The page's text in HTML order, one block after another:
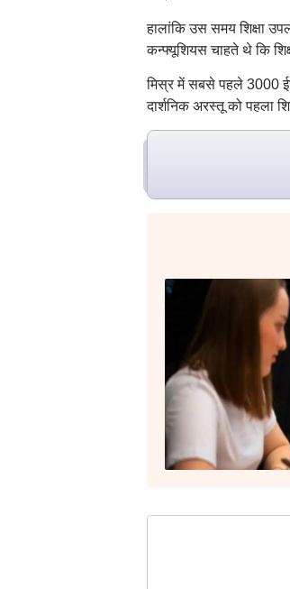
हालांकि उस समय शिक्षा
कन्फ्यूशियस चाहते थे कि
मिस्र में सबसे पहले 3000
दार्शनिक अरस्तू को पहला